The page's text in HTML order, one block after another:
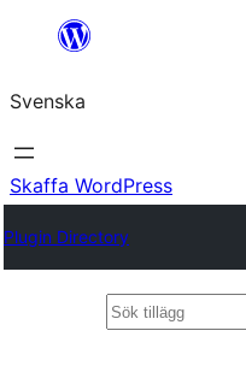
Hoppa
innehåll
Svenska
Skaffa WordPress
Plugin Directory
Sök